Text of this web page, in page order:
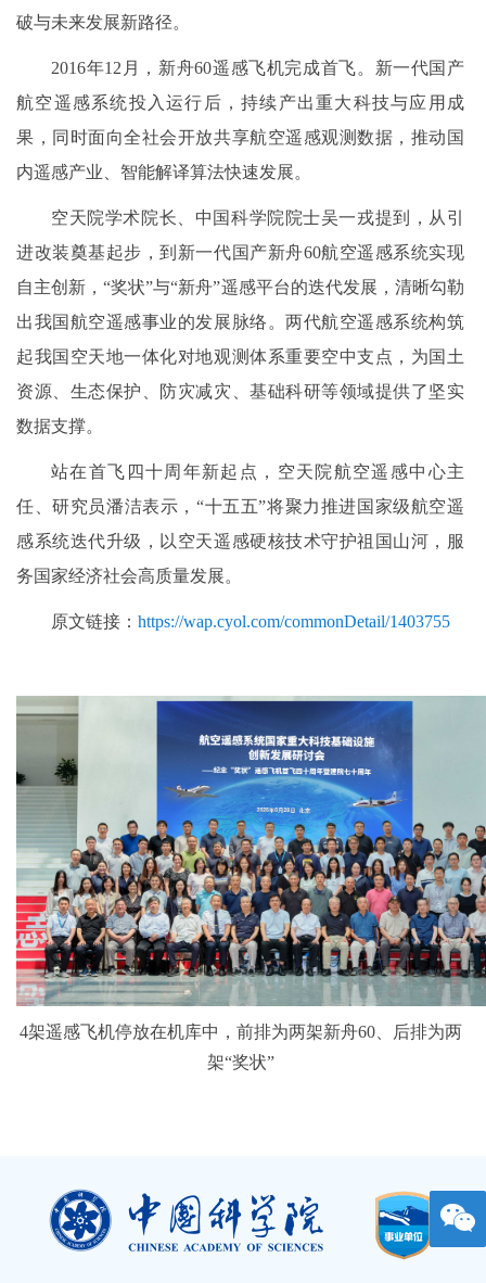
破与未来发展新路径。
2016年12月，新舟60遥感飞机完成首飞。新一代国产
航空遥感系统投入运行后，持续产出重大科技与应用成
果，同时面向全社会开放共享航空遥感观测数据，推动国
内遥感产业、智能解译算法快速发展。
空天院学术院长、中国科学院院士吴一戎提到，从引
进改装奠基起步，到新一代国产新舟60航空遥感系统实现
自主创新，“奖状”与“新舟”遥感平台的迭代发展，清晰勾勒
出我国航空遥感事业的发展脉络。两代航空遥感系统构筑
起我国空天地一体化对地观测体系重要空中支点，为国土
资源、生态保护、防灾减灾、基础科研等领域提供了坚实
数据支撑。
站在首飞四十周年新起点，空天院航空遥感中心主
任、研究员潘洁表示，“十五五”将聚力推进国家级航空遥
感系统迭代升级，以空天遥感硬核技术守护祖国山河，服
务国家经济社会高质量发展。
原文链接： https://wap.cyol.com/commonDetail/1403755
4架遥感飞机停放在机库中，前排为两架新舟60、后排为两
架“奖状”